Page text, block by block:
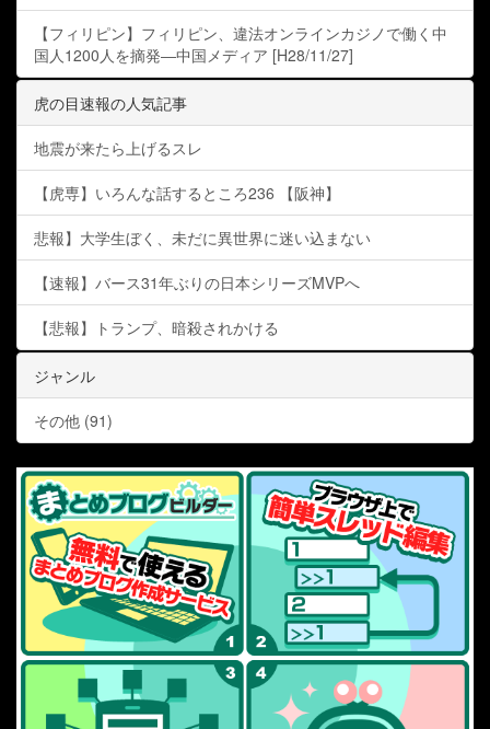
【フィリピン】フィリピン、違法オンラインカジノで働く中
国人1200人を摘発―中国メディア [H28/11/27]
虎の目速報の人気記事
地震が来たら上げるスレ
【虎専】いろんな話するところ236 【阪神】
悲報】大学生ぼく、未だに異世界に迷い込まない
【速報】バース31年ぶりの日本シリーズMVPへ
【悲報】トランプ、暗殺されかける
ジャンル
その他 (91)